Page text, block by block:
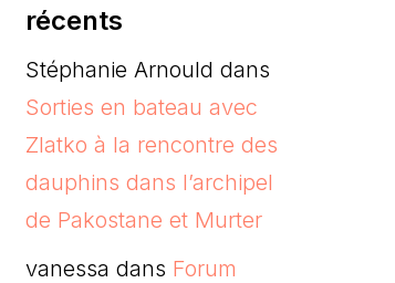
récents
Stéphanie Arnould dans
Sorties en bateau avec
Zlatko à la rencontre des
dauphins dans l’archipel
de Pakostane et Murter
vanessa dans Forum